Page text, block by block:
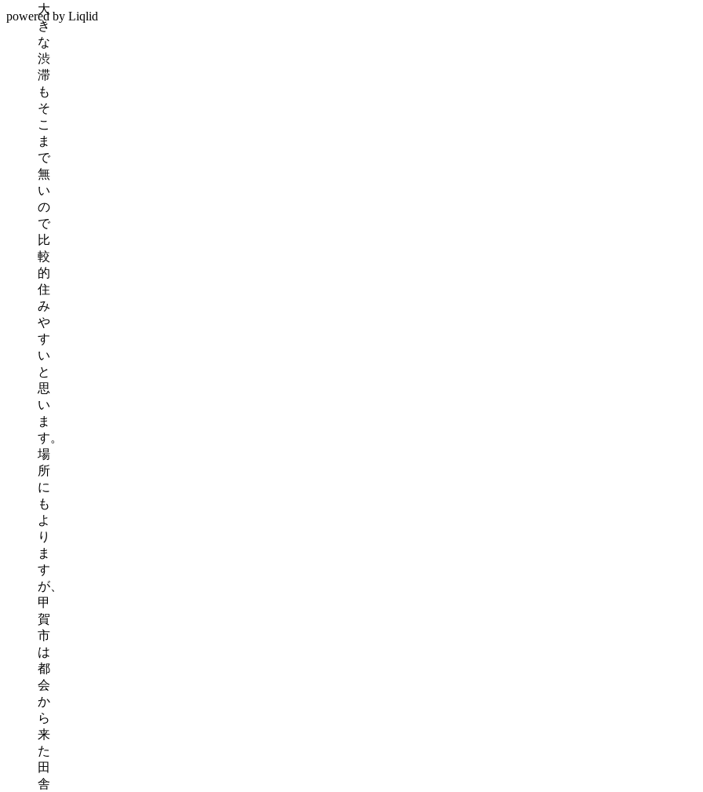
大
き
な
渋
滞
も
そ
こ
ま
で
無
い
の
で
比
較
的
住
み
や
す
い
と
思
い
ま
す。
場
所
に
も
よ
り
ま
す
が、
甲
賀
市
は
都
会
か
ら
来
た
田
舎
powered by Liqlid